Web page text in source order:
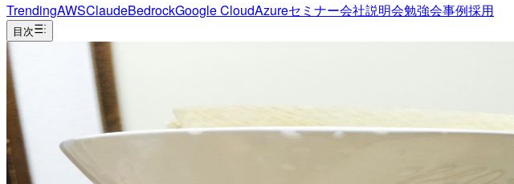
TrendingAWSClaudeBedrockGoogle CloudAzureセミナー会社説明会勉強会事例採用
目次